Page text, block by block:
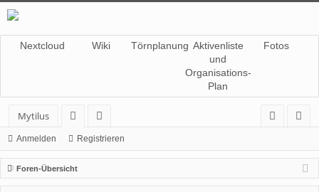
Nextcloud Wiki Törnplanung Aktivenliste
und
Organisations-
Plan
Fotos
Mytilus
or
en
itg
lie
de
m
el
ist
rie
Anmelden Registrieren
Foren-Übersicht